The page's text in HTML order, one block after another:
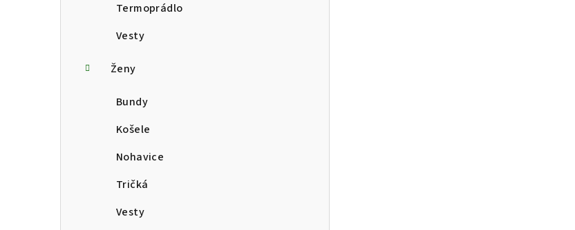
Termoprádlo
Vesty
Ženy
Bundy
Košele
Nohavice
Tričká
Vesty